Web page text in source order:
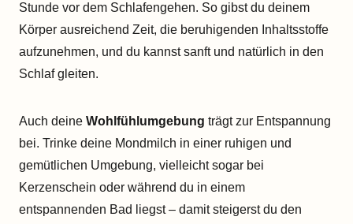
Stunde vor dem Schlafengehen. So gibst du deinem
Körper ausreichend Zeit, die beruhigenden Inhaltsstoffe
aufzunehmen, und du kannst sanft und natürlich in den
Schlaf gleiten.
Auch deine Wohlfühlumgebung trägt zur Entspannung
bei. Trinke deine Mondmilch in einer ruhigen und
gemütlichen Umgebung, vielleicht sogar bei
Kerzenschein oder während du in einem
entspannenden Bad liegst – damit steigerst du den